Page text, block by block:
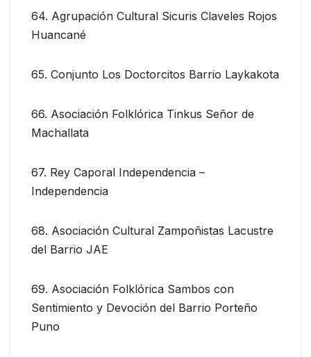
64. Agrupación Cultural Sicuris Claveles Rojos
Huancané
65. Conjunto Los Doctorcitos Barrio Laykakota
66. Asociación Folklórica Tinkus Señor de
Machallata
67. Rey Caporal Independencia –
Independencia
68. Asociación Cultural Zampoñistas Lacustre
del Barrio JAE
69. Asociación Folklórica Sambos con
Sentimiento y Devoción del Barrio Porteño
Puno